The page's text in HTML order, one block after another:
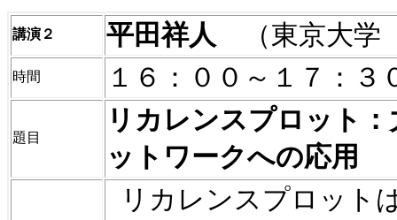
講演２ 平田祥人 （東京大
時間 １６：００～１７：３
題目
リカレンスプロット
ットワークへの応用
リカレンスプロット